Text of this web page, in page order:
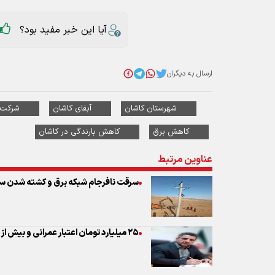
آیا این خبر مفید بود؟
ارسال به دیگران
شهرستان کاشان آبفای کاشان
کاهش برق
کاهش بارندگی در کاشان
عناوین مرتبط
سرقت نافرجام شبکه برق و کشته شدن
۲۵ میلیارد تومان اعتبار عمرانی و بیش از هزار عنوان قهرمانی در ورزش کاشان